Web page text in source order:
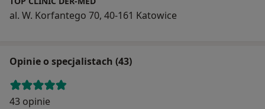
al. W. Korfantego 70, 40-161 Katowice
Opinie o specjalistach (43)
43 opinie